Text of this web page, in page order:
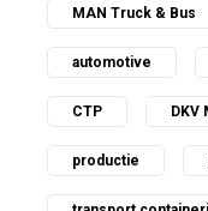
MAN Truck & Bus
automotive
CTP DKV
productie